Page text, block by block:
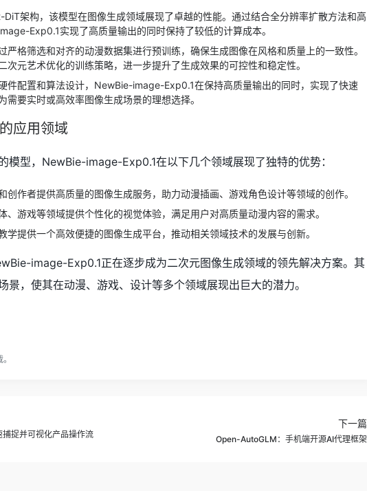
架构，该模型在图像生成领域展现了卓越的性能。通过结合全分辨率扩散方法和高
Exp0.1实现了高质量输出的同时保持了较低的计算成本。
严格筛选和对齐的动漫数据集进行预训练，确保生成图像在风格和质量上的一致性。
次元艺术优化的训练策略，进一步提升了生成效果的可控性和稳定性。
件配置和算法设计，NewBie-image-Exp0.1在保持高质量输出的同时，实现了快速
需要实时或高效率图像生成场景的理想选择。
应用领域
模型，NewBie-image-Exp0.1在以下几个领域展现了独特的优势：
创作者提供高质量的图像生成服务，助力动漫插画、游戏角色设计等领域的创作。
、游戏等领域提供个性化的视觉体验，满足用户对高质量动漫内容的需求。
学提供一个高效便捷的图像生成平台，推动相关领域技术的发展与创新。
image-Exp0.1正在逐步成为二次元图像生成领域的领先解决方案。其
景，使其在动漫、游戏、设计等多个领域展现出巨大的潜力。
捉并可视化产品操作流
下一篇
Open-AutoGLM：手机端开源AI代理框架